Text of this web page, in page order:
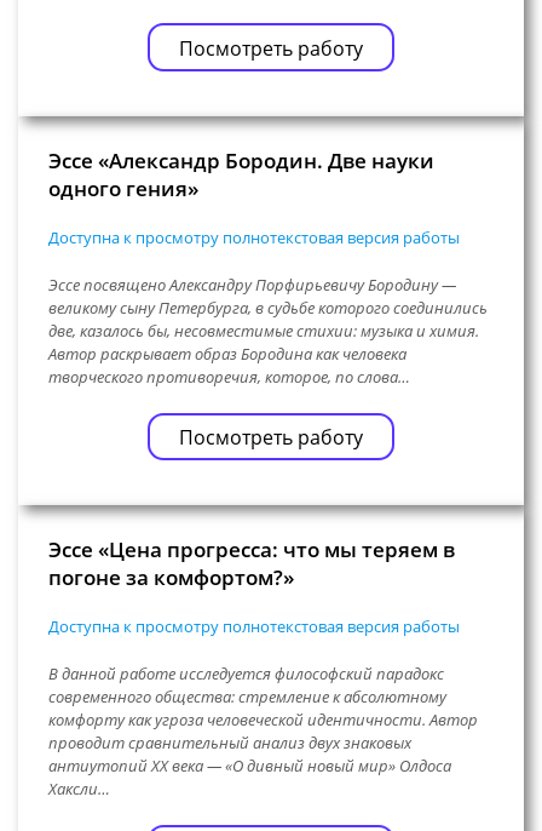
Посмотреть работу
Эссе «Александр Бородин. Две науки
одного гения»
Доступна к просмотру полнотекстовая версия работы
Эссе посвящено Александру Порфирьевичу Бородину —
великому сыну Петербурга, в судьбе которого соединились
две, казалось бы, несовместимые стихии: музыка и химия.
Автор раскрывает образ Бородина как человека
творческого противоречия, которое, по слова…
Посмотреть работу
Эссе «Цена прогресса: что мы теряем в
погоне за комфортом?»
Доступна к просмотру полнотекстовая версия работы
В данной работе исследуется философский парадокс
современного общества: стремление к абсолютному
комфорту как угроза человеческой идентичности. Автор
проводит сравнительный анализ двух знаковых
антиутопий XX века — «О дивный новый мир» Олдоса
Хаксли…